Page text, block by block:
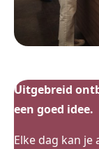
Uitgebreid
een goed idee.
Elke dag kan